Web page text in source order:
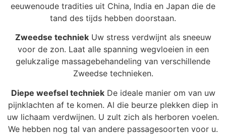
eeuwenoude tradities uit China, India en Japan die de
tand des tijds hebben doorstaan.
Zweedse techniekUw stress verdwijnt als sneeuw
voor de zon. Laat alle spanning wegvloeien in een
gelukzalige massagebehandeling van verschillende
Zweedse technieken.
Diepe weefsel techniekDe ideale manier om van uw
pijnklachten af te komen. Al die beurze plekken diep in
uw lichaam verdwijnen. U zult zich als herboren voelen.
We hebben nog tal van andere passagesoorten voor u.